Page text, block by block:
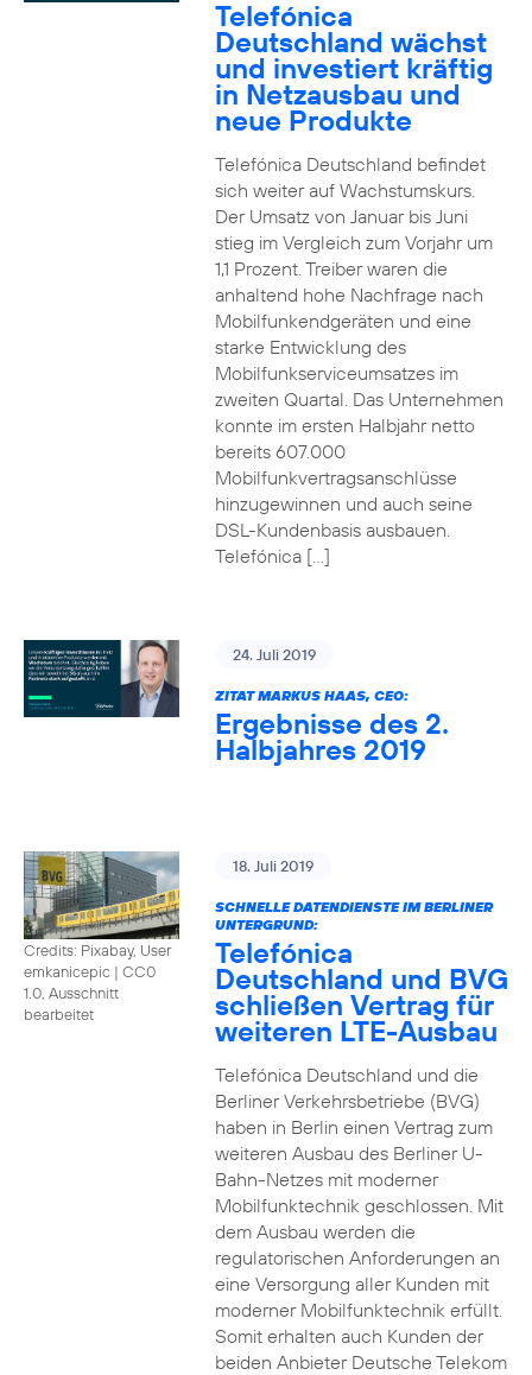
Telefónica
Deutschland wächst
und investiert kräftig
in Netzausbau und
neue Produkte
Telefónica Deutschland befindet
sich weiter auf Wachstumskurs.
Der Umsatz von Januar bis Juni
stieg im Vergleich zum Vorjahr um
1,1 Prozent. Treiber waren die
anhaltend hohe Nachfrage nach
Mobilfunkendgeräten und eine
starke Entwicklung des
Mobilfunkserviceumsatzes im
zweiten Quartal. Das Unternehmen
konnte im ersten Halbjahr netto
bereits 607.000
Mobilfunkvertragsanschlüsse
hinzugewinnen und auch seine
DSL-Kundenbasis ausbauen.
Telefónica […]
24. Juli 2019
ZITAT MARKUS HAAS, CEO:
Ergebnisse des 2.
Halbjahres 2019
Credits: Pixabay, User
emkanicepic | CC0
1.0, Ausschnitt
bearbeitet
18. Juli 2019
SCHNELLE DATENDIENSTE IM BERLINER
UNTERGRUND:
Telefónica
Deutschland und BVG
schließen Vertrag für
weiteren LTE-Ausbau
Telefónica Deutschland und die
Berliner Verkehrsbetriebe (BVG)
haben in Berlin einen Vertrag zum
weiteren Ausbau des Berliner U-
Bahn-Netzes mit moderner
Mobilfunktechnik geschlossen. Mit
dem Ausbau werden die
regulatorischen Anforderungen an
eine Versorgung aller Kunden mit
moderner Mobilfunktechnik erfüllt.
Somit erhalten auch Kunden der
beiden Anbieter Deutsche Telekom